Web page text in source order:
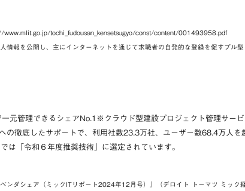
tochi_fudousan_kensetsugyo/const/content/001493958.pdf
報を公開し、主にインターネットを通じて求職者の自発的な登録を促すプル型
元管理できるシェアNo.1※クラウド型建設プロジェクト管理サー
の徹底したサポートで、利用社数23.3万社、ユーザー数68.4万人を
は「令和６年度推奨技術」に選定されています。
ンダシェア（ミックITリポート2024年12月号）』（デロイト トーマツ ミック